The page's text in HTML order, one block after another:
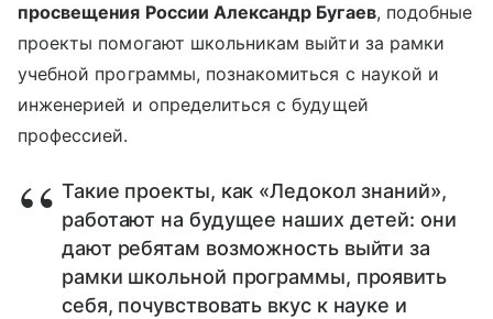
просвещения России Александр Бугаев, подобные
проекты помогают школьникам выйти за рамки
учебной программы, познакомиться с наукой и
инженерией и определиться с будущей
профессией.
Такие проекты, как «Ледокол знаний»,
работают на будущее наших детей: они
дают ребятам возможность выйти за
рамки школьной программы, проявить
себя, почувствовать вкус к науке и